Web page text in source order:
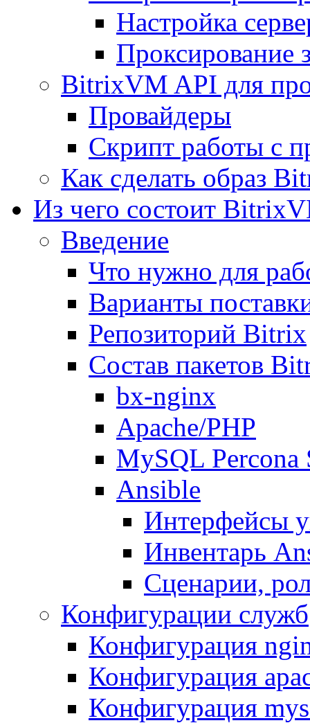
Настройка
Проксирование
BitrixVM API для
Провайдеры
Скрипт работы с
Как сделать образ
Из чего состоит
Введение
Что нужно для
Варианты
Репозиторий Bitrix
Состав пакетов
bx-nginx
Apache/PHP
MySQL Percona
Ansible
Интерфейсы
Инвентарь
Сценарии,
Конфигурации служб
Конфигурация
Конфигурация
Конфигурация